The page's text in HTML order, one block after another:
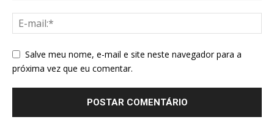
Salve meu nome, e-mail e site neste navegador para a
próxima vez que eu comentar.